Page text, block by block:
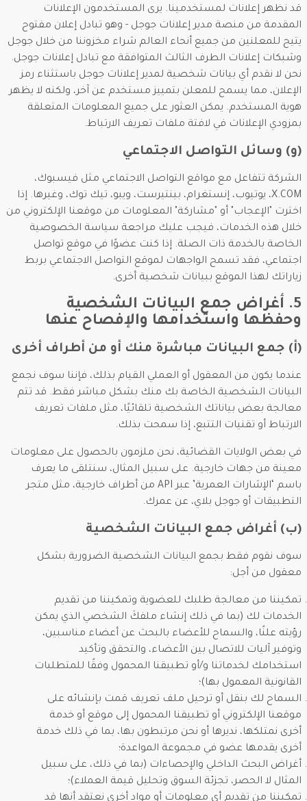
قد نظهر إعلانات لمستخدمينا. يرى المستخدمون الإعلانات
المقدمة من منصة مدير إعلانات جوجل - وهو تبادل إعلان مفتوح
يتيح للمعلنين من جميع أنحاء العالم شراء مخزوننا من خلال جوجل
وشبكات إعلانات الطرف الثالث المتوافقة مع تبادل إعلانات جوجل.
نحن لا نقدم أي بيانات شخصية لمدير إعلانات جوجل باستثناء رمز
الإعلان، مما يسمح للمعلن بتمييز مستخدم عن آخر، ولكنه لا يظهر
هوية المستخدم. يمكن العثور على جميع المعلومات المتعلقة
بمزودي الإعلانات في لافتة ملفات تعريف الارتباط.
(و) وسائل التواصل الاجتماعي
الشركة تتفاعل مع مواقع التواصل الاجتماعي مثل فيسبوك،
X.COM، يوتيوب، إنستغرام، بينتيرست، ويبو، تيك توك، وغيرها. إذا
اخترت "الإعجاب" أو "مشاركة" المعلومات من موقعنا الإلكتروني من
خلال هذه الخدمات، فيجب عليك مراجعة سياسة الخصوصية
الخاصة بالخدمة ذات الصلة. إذا كنت عضوًا في موقع تواصل
اجتماعي، فقد تسمح الواجهات لموقع التواصل الاجتماعي بربط
زياراتك لهذا الموقع ببيانات شخصية أخرى.
5. أغراض جمع البيانات الشخصية
وحفظها واستخدامها والإفصاح عنها
(أ) جمع البيانات مباشرة منك أو من أطراف أخرى
عندما يكون من المعقول أو العملي القيام بذلك، فإننا سوف نجمع
البيانات الشخصية الخاصة بك منك بشكل مباشر فقط. قد تتم
معالجة بعض بياناتك الشخصية تلقائيًا، مثل ملفات تعريف
الارتباط أو تقنيات التتبع، إذا سمحت بذلك.
في بعض الولايات القضائية، نحن ملزمون بالحصول على معلومات
معينة من جهات خارجية. على سبيل المثال، سنتلقى ما يعرف
باسم ‘الإشارات العمرية’ عبر API من أطراف خارجية، مثل متجر
التطبيقات أو جوجل بلاي، عن عمرك.
(ب) أغراض جمع البيانات الشخصية
سوف نقوم فقط بجمع البيانات الشخصية الضرورية بشكل
معقول من أجل:
تمكيننا من معالجة طلبك للعضوية وتمكيننا من تقديم
الخدمات لك (بما في ذلك إنشاء ملفكَ الشخصي الذي يمكن
رؤيته علنًا، والسماح للأعضاء بالبحث عن أعضاء مناسبين،
وتوفير آليات للاتصال بين الأعضاء، والتحقق وتأكيد
استخدامك لخدماتنا و/أو تطبيقنا المحمول وفقًا للمتطلبات
القانونية المعمول بها)؛
السماح لك بنقل أو ترحيل ملف تعريف قمت بإنشائه على
موقعنا الإلكتروني أو تطبيقنا المحمول إلى موقع أو خدمة
أخرى نمتلكها، نديرها أو نحن مرتبطون بها، بما في ذلك خدمة
أخرى يقدمها عضو في مجموعة المواعدة؛
أغراض البحث الداخلي والإحصاءات (بما في ذلك، على سبيل
المثال لا الحصر، تجزئة السوق وتحليل قيمة العملاء)؛
تمكيننا من تقديم أي معلومات أو مواد أخرى نعتقد أنها قد